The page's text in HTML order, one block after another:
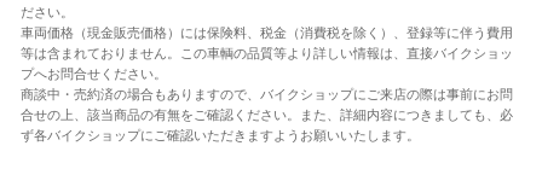
ださい。
車両価格（現金販売価格）には保険料、税金（消費税を除く）、登録等に伴う費用
等は含まれておりません。この車輌の品質等より詳しい情報は、直接バイクショッ
プへお問合せください。
商談中・売約済の場合もありますので、バイクショップにご来店の際は事前にお問
合せの上、該当商品の有無をご確認ください。また、詳細内容につきましても、必
ず各バイクショップにご確認いただきますようお願いいたします。